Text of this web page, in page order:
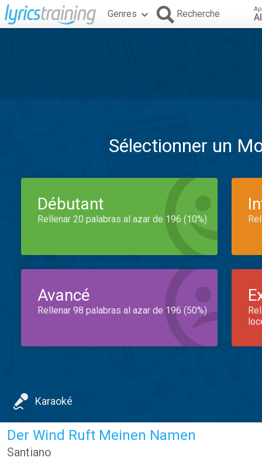
Genres Recherche
Sélectionner un
Débutant
Rellenar 20 palabras al azar de 196 (10%)
Avancé
Rellenar 98 palabras al azar de 196 (50%)
Karaoké
Der Wind Ruft Meinen Namen
Santiano